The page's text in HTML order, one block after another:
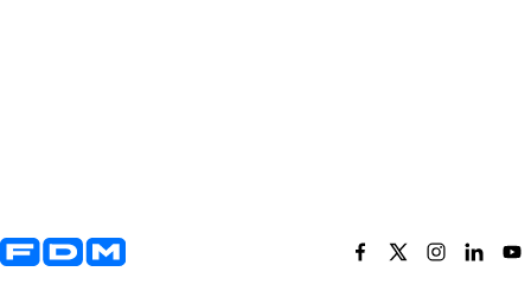
Yderligere information og kontaktoplysninger